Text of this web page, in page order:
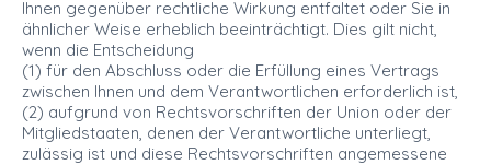
Ihnen gegenüber rechtliche Wirkung entfaltet oder Sie in
ähnlicher Weise erheblich beeinträchtigt. Dies gilt nicht,
wenn die Entscheidung
(1) für den Abschluss oder die Erfüllung eines Vertrags
zwischen Ihnen und dem Verantwortlichen erforderlich ist,
(2) aufgrund von Rechtsvorschriften der Union oder der
Mitgliedstaaten, denen der Verantwortliche unterliegt,
zulässig ist und diese Rechtsvorschriften angemessene